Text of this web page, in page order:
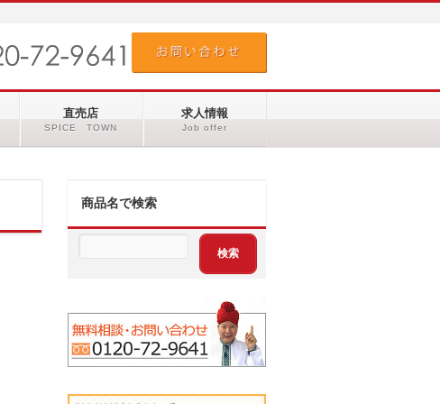
直売店
SPICE TOWN
求人情報
Job offer
商品名で検索